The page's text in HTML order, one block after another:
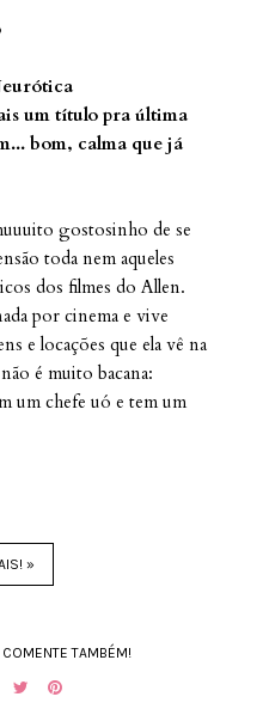
um título pra última
bom, calma que já
gostosinho de se
toda nem aqueles
dos filmes do Allen.
por cinema e vive
e locações que ela vê na
é muito bacana:
um chefe uó e tem um
»
TAMBÉM!